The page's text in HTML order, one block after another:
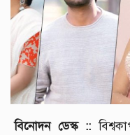
বিনোদন ডেস্ক ::